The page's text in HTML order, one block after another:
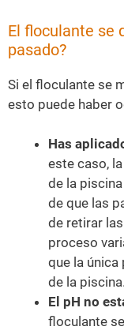
El floculante se
pasado?
Si el floculante se
esto puede haber
Has
este caso,
de la
de que las
de retirar
proceso
que la
de la piscina.
El pH no
floculante